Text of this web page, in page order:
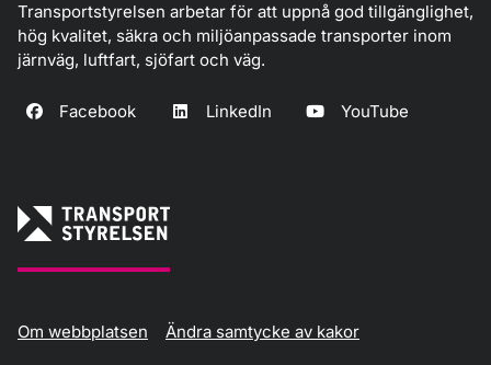
Transportstyrelsen arbetar för att uppnå god tillgänglighet,
hög kvalitet, säkra och miljöanpassade transporter inom
järnväg, luftfart, sjöfart och väg.
Facebook LinkedIn YouTube
Om webbplatsen Ändra samtycke av kakor